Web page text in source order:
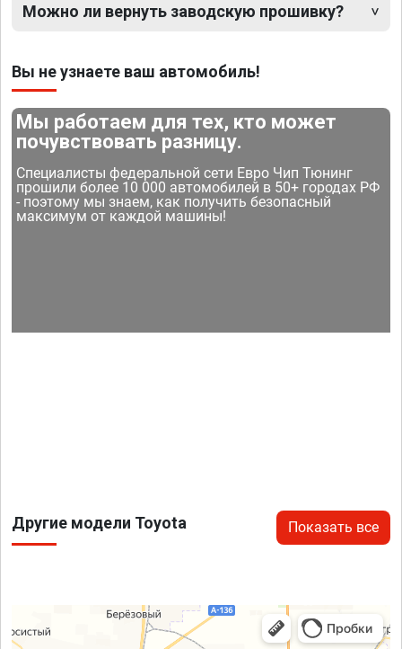
Можно ли вернуть заводскую прошивку?
Вы не узнаете ваш автомобиль!
Мы работаем для тех, кто может
почувствовать разницу.
Специалисты федеральной сети Евро Чип Тюнинг
прошили более 10 000 автомобилей в 50+ городах РФ
- поэтому мы знаем, как получить безопасный
максимум от каждой машины!
Другие модели Toyota Показать все